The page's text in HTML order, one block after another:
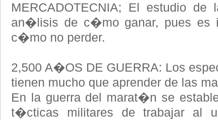
MERCADOTECNIA; El estudio
an�lisis de c�mo ganar, pues es
c�mo no perder.
2,500 A�OS DE GUERRA: Los
tienen mucho que aprender de las
En la guerra del marat�n se
t�cticas militares de trabajar al